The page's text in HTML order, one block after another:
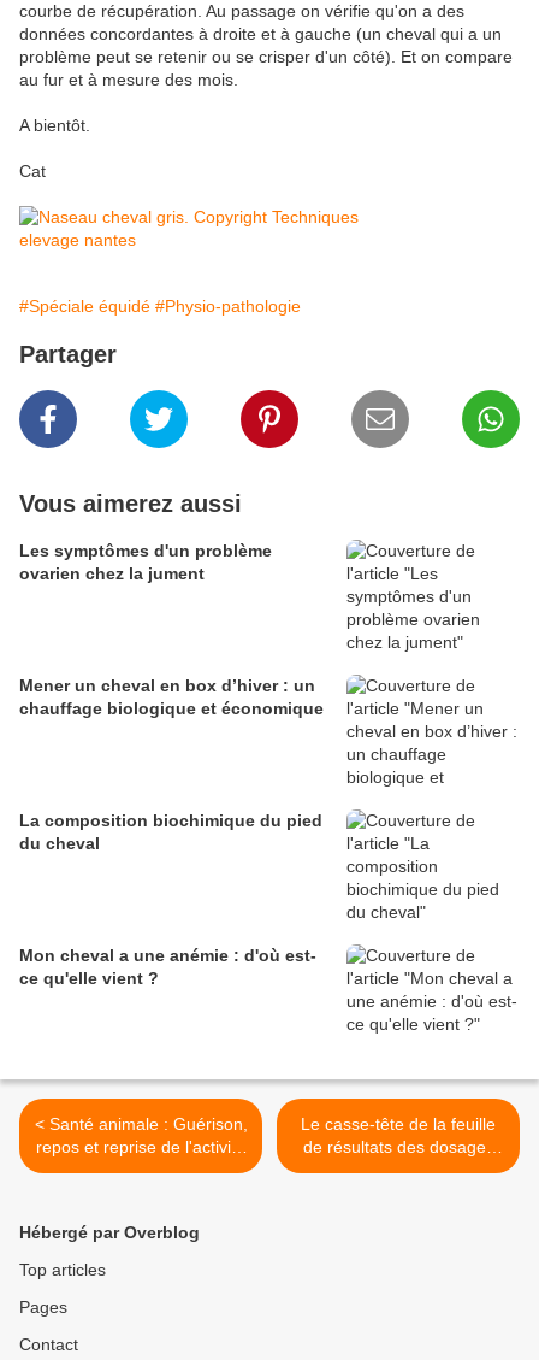
courbe de récupération. Au passage on vérifie qu'on a des
données concordantes à droite et à gauche (un cheval qui a un
problème peut se retenir ou se crisper d'un côté). Et on compare
au fur et à mesure des mois.
A bientôt.
Cat
#Spéciale équidé #Physio-pathologie
Partager
Vous aimerez aussi
Les symptômes d'un problème
ovarien chez la jument
Mener un cheval en box d’hiver : un
chauffage biologique et économique
La composition biochimique du pied
du cheval
Mon cheval a une anémie : d'où est-
ce qu'elle vient ?
< Santé animale : Guérison,
repos et reprise de l'activité
après un traumatisme
Le casse-tête de la feuille
de résultats des dosages
sanguins partie 1 >
Hébergé par Overblog
Top articles
Pages
Contact